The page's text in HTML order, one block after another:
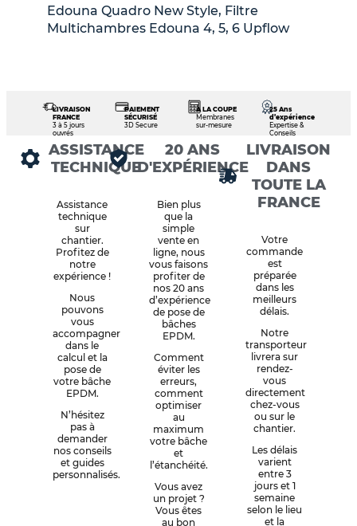
Edouna Quadro New Style, Filtre
Multichambres Edouna 4, 5, 6 Upflow
LIVRAISON
FRANCE
3 à 5 jours
ouvrés
PAIEMENT
SÉCURISÉ
3D Secure
À LA COUPE
Membranes
sur-mesure
25 Ans
d’expérience
Expertise &
Conseils
ASSISTANCE
TECHNIQUE
Assistance
technique
sur
chantier.
Profitez de
notre
expérience !
Nous
pouvons
vous
accompagner
dans le
calcul et la
pose de
votre bâche
EPDM.
N’hésitez
pas à
demander
nos conseils
et guides
personnalisés.
20 ANS
D'EXPÉRIENCE
Bien plus
que la
simple
vente en
ligne, nous
vous faisons
profiter de
nos 20 ans
d’expérience
de pose de
bâches
EPDM.
Comment
éviter les
erreurs,
comment
optimiser
au
maximum
votre bâche
et
l’étanchéité.
Vous avez
un projet ?
Vous êtes
au bon
LIVRAISON
DANS
TOUTE LA
FRANCE
Votre
commande
est
préparée
dans les
meilleurs
délais.
Notre
transporteur
livrera sur
rendez-
vous
directement
chez-vous
ou sur le
chantier.
Les délais
varient
entre 3
jours et 1
semaine
selon le lieu
et la